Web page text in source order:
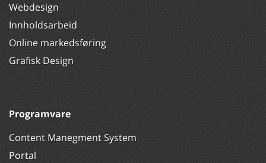
Webdesign
Innholdsarbeid
Online markedsføring
Grafisk Design
Programvare
Content Manegment System
Portal